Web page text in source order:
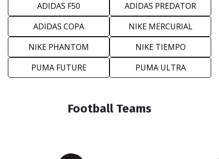
ADIDAS F50
ADIDAS PREDATOR
ADIDAS COPA
NIKE MERCURIAL
NIKE PHANTOM
NIKE TIEMPO
PUMA FUTURE
PUMA ULTRA
Football Teams